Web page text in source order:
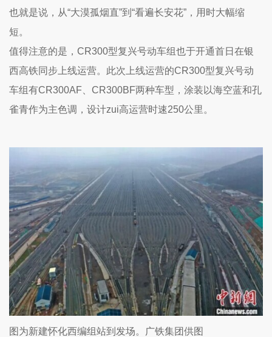
也就是说，从“大漠孤烟直”到“看遍长安花”，用时大幅缩
短。
值得注意的是，CR300型复兴号动车组也于开通首日在银
西高铁同步上线运营。此次上线运营的CR300型复兴号动
车组有CR300AF、CR300BF两种车型，涂装以海空蓝和孔
雀青作为主色调，设计zui高运营时速250公里。
图为新建怀化西编组站到发场。广铁集团供图